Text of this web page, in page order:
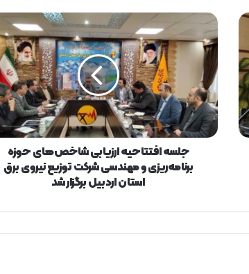
ج
ل
س
ه
ا
ف
ت
ت
ا
ر
ی
جلسه افتتاحیه ارزیابی شاخص‌های حوزه
برنامه‌ریزی و مهندسی شرکت توزیع نیروی برق
استان اردبیل برگزار شد